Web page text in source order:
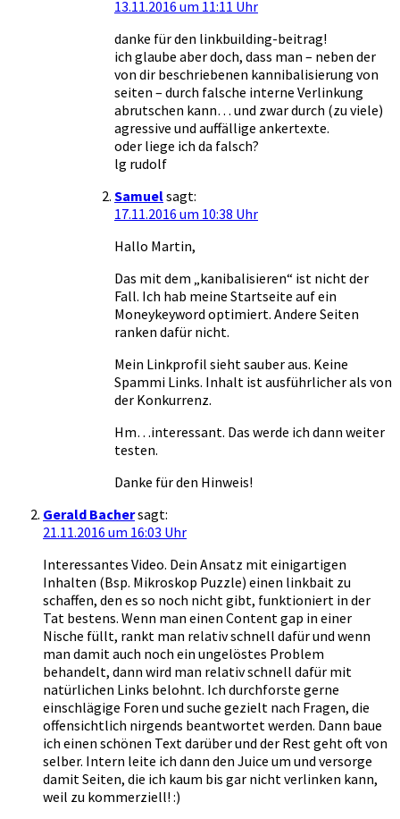
13.11.2016 um 11:11 Uhr
danke für den linkbuilding-beitrag!
ich glaube aber doch, dass man – neben der
von dir beschriebenen kannibalisierung von
seiten – durch falsche interne Verlinkung
abrutschen kann… und zwar durch (zu viele)
agressive und auffällige ankertexte.
oder liege ich da falsch?
lg rudolf
Samuelsagt:
17.11.2016 um 10:38 Uhr
Hallo Martin,
Das mit dem „kanibalisieren“ ist nicht der
Fall. Ich hab meine Startseite auf ein
Moneykeyword optimiert. Andere Seiten
ranken dafür nicht.
Mein Linkprofil sieht sauber aus. Keine
Spammi Links. Inhalt ist ausführlicher als von
der Konkurrenz.
Hm…interessant. Das werde ich dann weiter
testen.
Danke für den Hinweis!
Gerald Bachersagt:
21.11.2016 um 16:03 Uhr
Interessantes Video. Dein Ansatz mit einigartigen
Inhalten (Bsp. Mikroskop Puzzle) einen linkbait zu
schaffen, den es so noch nicht gibt, funktioniert in der
Tat bestens. Wenn man einen Content gap in einer
Nische füllt, rankt man relativ schnell dafür und wenn
man damit auch noch ein ungelöstes Problem
behandelt, dann wird man relativ schnell dafür mit
natürlichen Links belohnt. Ich durchforste gerne
einschlägige Foren und suche gezielt nach Fragen, die
offensichtlich nirgends beantwortet werden. Dann baue
ich einen schönen Text darüber und der Rest geht oft von
selber. Intern leite ich dann den Juice um und versorge
damit Seiten, die ich kaum bis gar nicht verlinken kann,
weil zu kommerziell! :)